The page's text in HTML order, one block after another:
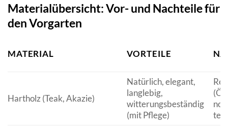
Materialübersicht: Vor- und Nachteile für
den Vorgarten
MATERIAL VORTEILE
Hartholz (Teak, Akazie)
Natürlich, elegant,
langlebig,
witterungsbeständig
(mit Pflege)